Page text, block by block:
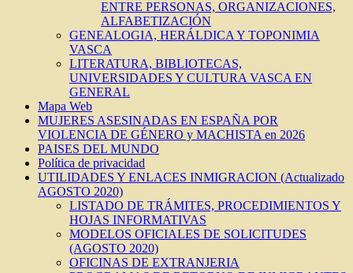
ENTRE PERSONAS, ORGANIZACIONES,
ALFABETIZACIÓN
GENEALOGIA, HERÁLDICA Y TOPONIMIA
VASCA
LITERATURA, BIBLIOTECAS,
UNIVERSIDADES Y CULTURA VASCA EN
GENERAL
Mapa Web
MUJERES ASESINADAS EN ESPAÑA POR
VIOLENCIA DE GÉNERO y MACHISTA en 2026
PAISES DEL MUNDO
Política de privacidad
UTILIDADES Y ENLACES INMIGRACION (Actualizado
AGOSTO 2020)
LISTADO DE TRÁMITES, PROCEDIMIENTOS Y
HOJAS INFORMATIVAS
MODELOS OFICIALES DE SOLICITUDES
(AGOSTO 2020)
OFICINAS DE EXTRANJERIA